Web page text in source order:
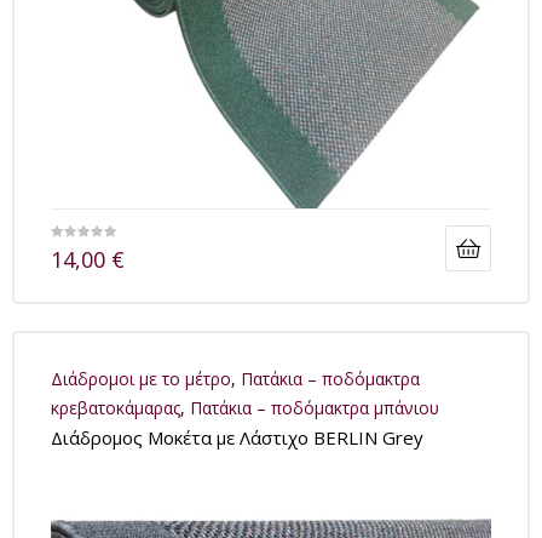
14,00 €
Διάδρομοι με το μέτρο, Πατάκια – ποδόμακτρα
κρεβατοκάμαρας, Πατάκια – ποδόμακτρα μπάνιου
Διάδρομος Μοκέτα με Λάστιχο BERLIN Grey